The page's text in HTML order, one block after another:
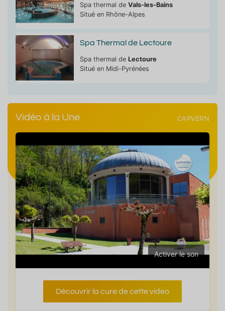
Spa thermal de Vals-les-Bains
Situé en Rhône-Alpes
Spa Thermal de Lectoure
Spa thermal de Lectoure
Situé en Midi-Pyrénées
Vidéo à la Une CAPVERN
Activer le son
Découvrir la cure de cette video